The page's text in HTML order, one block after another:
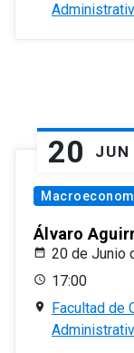
20 JUN
Álvaro
20 de Junio
17:00
Facultad de